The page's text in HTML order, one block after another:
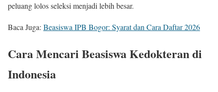
peluang lolos seleksi menjadi lebih besar.
Baca Juga: Beasiswa IPB Bogor: Syarat dan Cara Daftar 2026
Cara Mencari Beasiswa Kedokteran di
Indonesia